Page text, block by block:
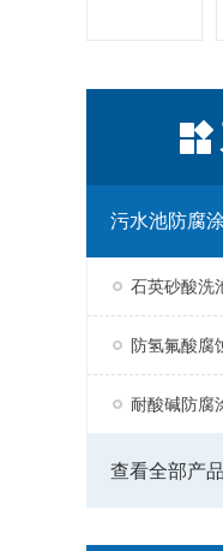
污水池防腐
石英砂酸洗
防氢氟酸腐
耐酸碱防腐
查看全部产品